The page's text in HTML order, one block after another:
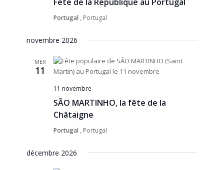
Portugal , Portugal
novembre 2026
MER
11
SÃO MARTINHO, la fête de la
Châtaigne
11 novembre
Portugal , Portugal
décembre 2026